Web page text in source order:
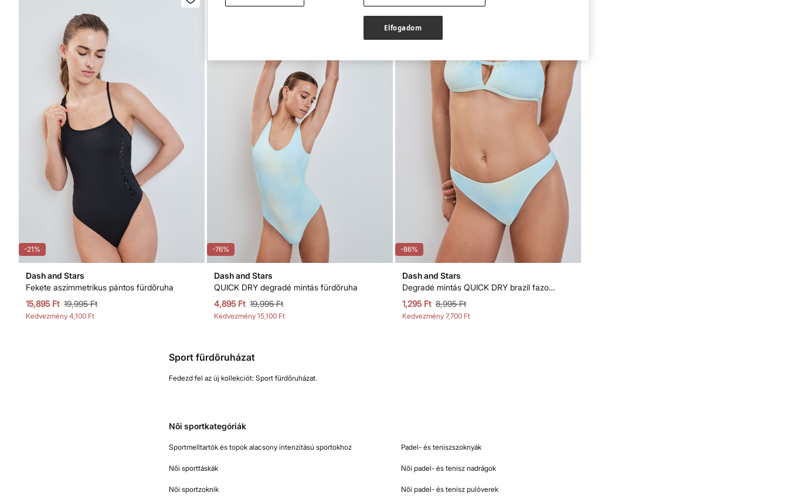
-21%
Dash and Stars
Fekete aszimmetrikus pántos fürdőruha
15,895 Ft 19,995 Ft
Kedvezmény 4,100 Ft
-76%
Dash and Stars
QUICK DRY degradé mintás fürdőruha
4,895 Ft 19,995 Ft
Kedvezmény 15,100 Ft
-86%
Dash and Stars
Degradé mintás QUICK DRY brazil fazonú bikinialsó
1,295 Ft 8,995 Ft
Kedvezmény 7,700 Ft
Sport fürdőruházat
Fedezd fel az új kollekciót: Sport fürdőruházat.
Női sportkategóriák
Sportmelltartók és topok alacsony intenzitású sportokhoz
Női sporttáskák
Női sportzoknik
Padel- és teniszszoknyák
Női padel- és tenisz nadrágok
Női padel- és tenisz pulóverek
Elfogadom